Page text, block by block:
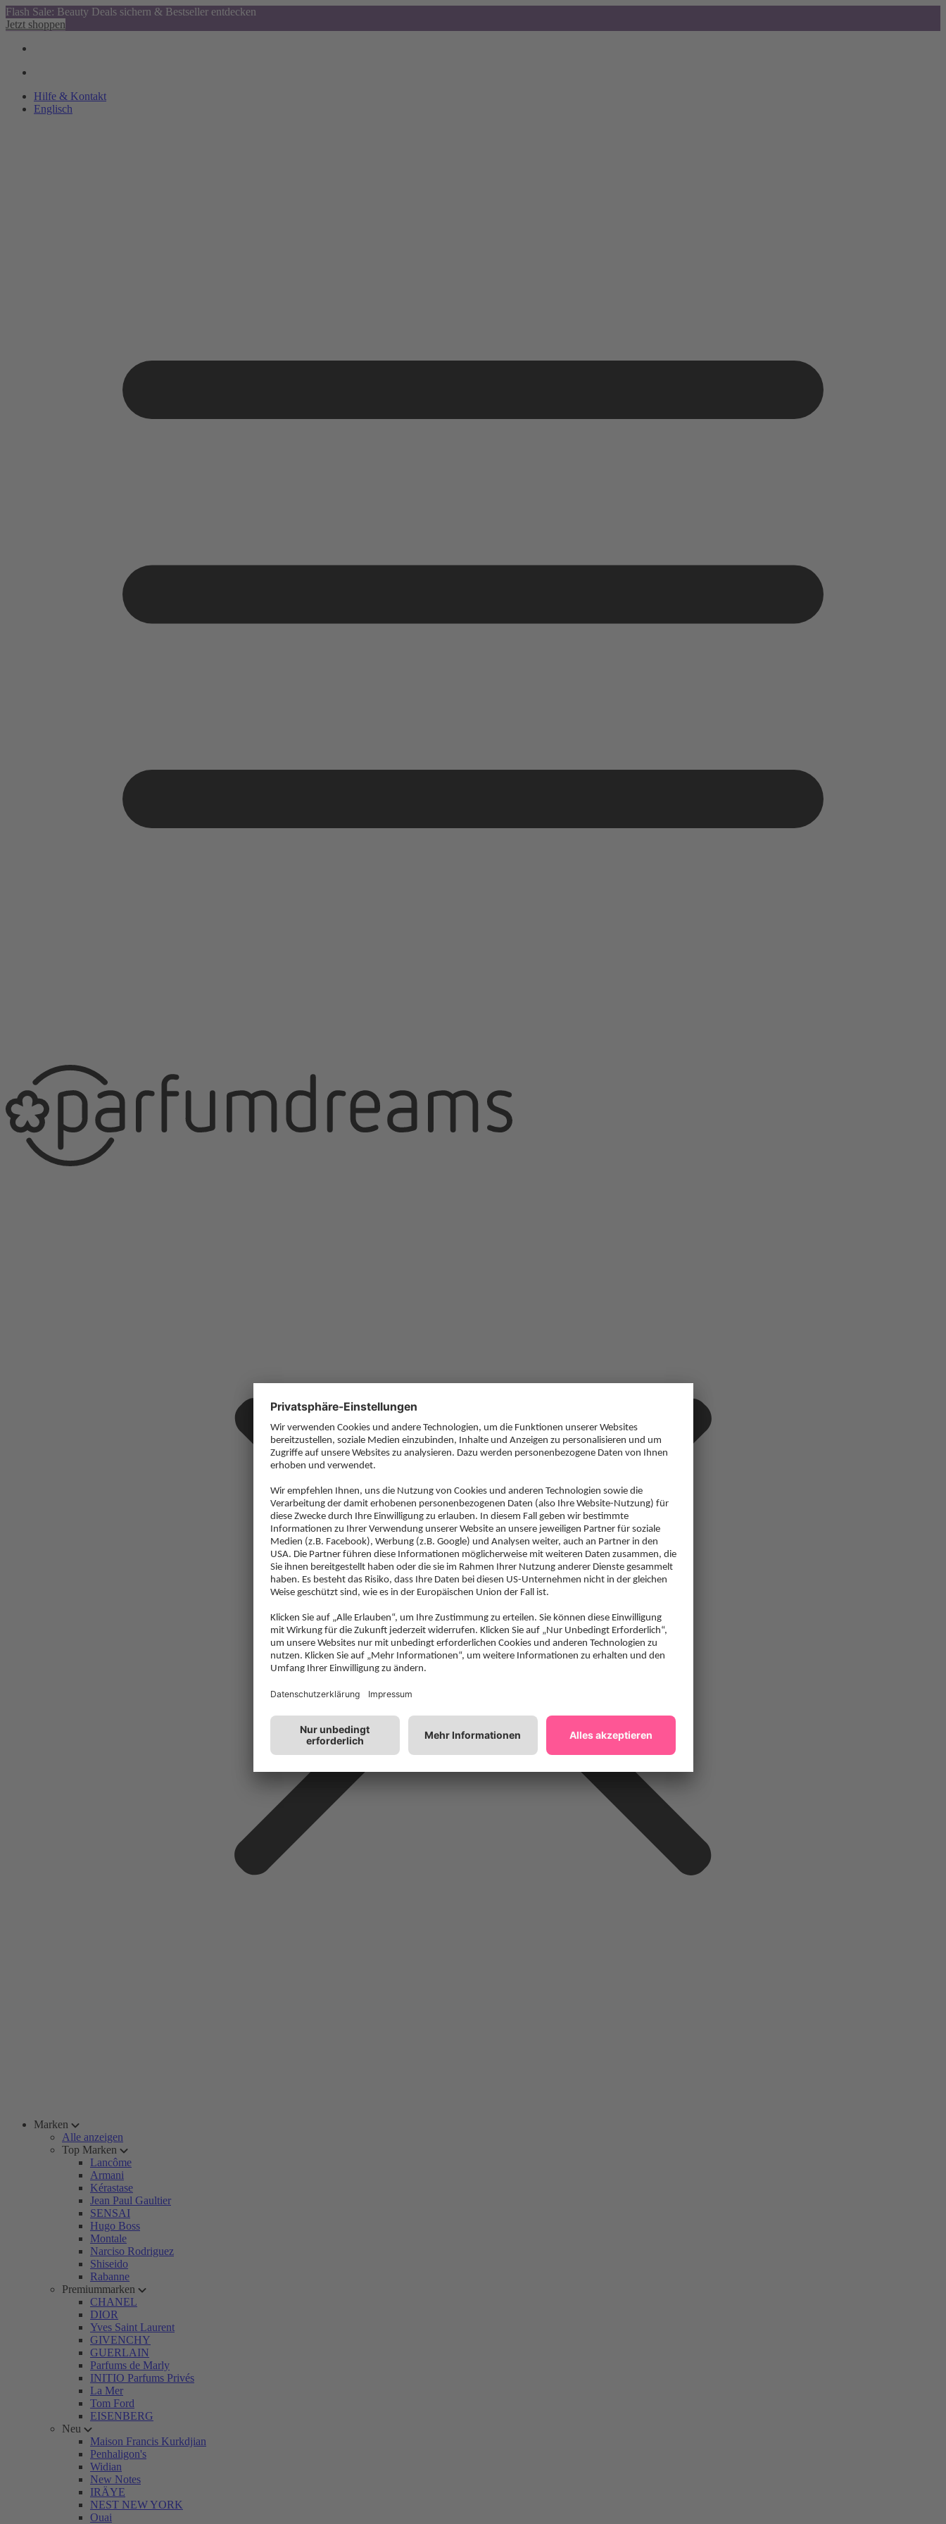
Flash Sale: Beauty Deals sichern & Bestseller entdecken
Jetzt shoppen
Hilfe & Kontakt
Englisch
Marken
Alle anzeigen
Top Marken
Lancôme
Armani
Kérastase
Jean Paul Gaultier
SENSAI
Hugo Boss
Montale
Narciso Rodriguez
Shiseido
Rabanne
Premiummarken
CHANEL
DIOR
Yves Saint Laurent
GIVENCHY
GUERLAIN
Parfums de Marly
INITIO Parfums Privés
La Mer
Tom Ford
EISENBERG
Neu
Maison Francis Kurkdjian
Penhaligon's
Widian
New Notes
IRÄYE
NEST NEW YORK
Ouai